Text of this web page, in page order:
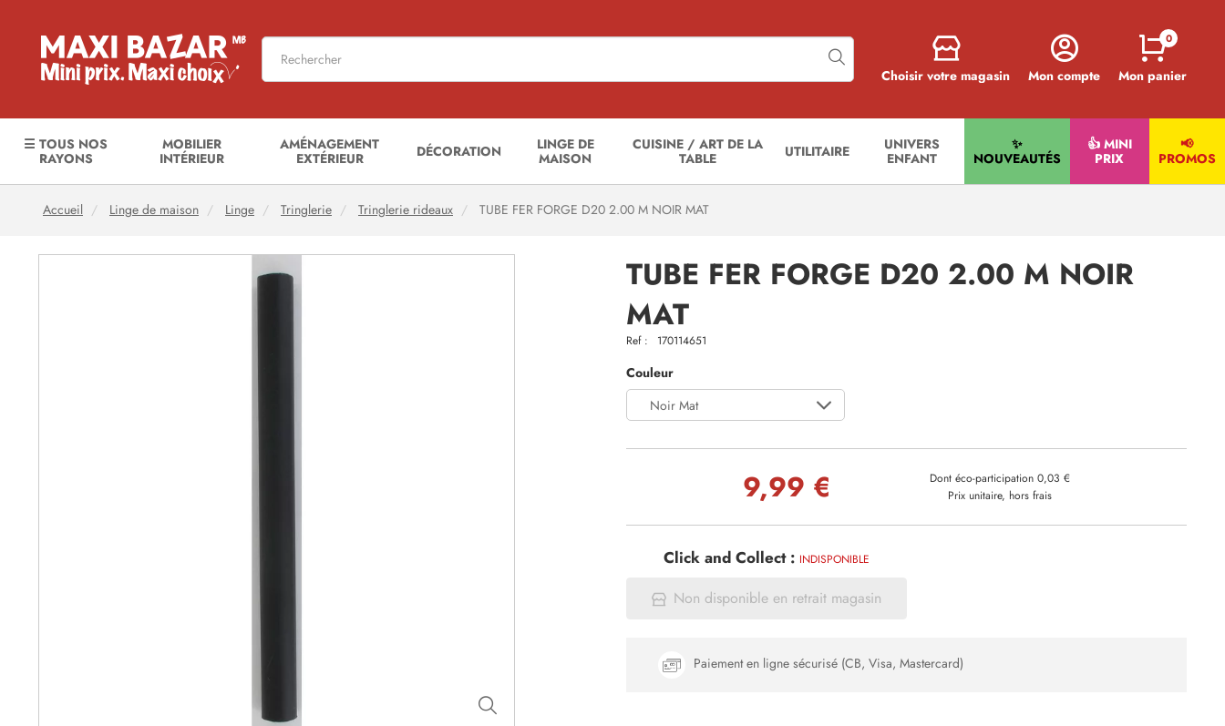
Choisir votre magasin Mon compte Mon panier
0
☰ TOUS NOS
RAYONS
MOBILIER
INTÉRIEUR
AMÉNAGEMENT
EXTÉRIEUR
DÉCORATION
LINGE DE
MAISON
CUISINE / ART DE LA
TABLE
UTILITAIRE
UNIVERS
ENFANT
✨
NOUVEAUTÉS
👍 MINI
PRIX
📢
PROMOS
Accueil Linge de maison Linge Tringlerie Tringlerie rideaux TUBE FER FORGE D20 2.00 M NOIR MAT
TUBE FER FORGE D20 2.00 M NOIR
MAT
Ref : 170114651
Couleur
Noir Mat
9,99 €
Dont éco-participation 0,03 €
Prix unitaire, hors frais
Click and Collect : INDISPONIBLE
Non disponible en retrait magasin
Paiement en ligne sécurisé (CB, Visa, Mastercard)